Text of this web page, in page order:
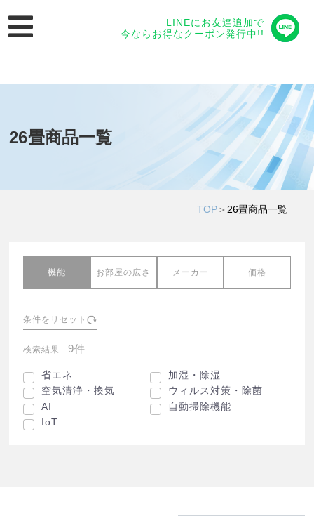
LINEにお友達追加で
今ならお得なクーポン発行中!!
26畳商品一覧
TOP＞ 26畳商品一覧
機能 お部屋の広さ メーカー 価格
条件をリセット
検索結果 9件
省エネ
加湿・除湿
空気清浄・換気
ウィルス対策・除菌
AI
自動掃除機能
IoT